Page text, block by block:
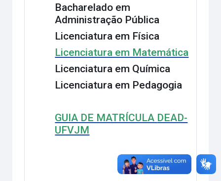
Bacharelado em
Administração Pública
Licenciatura em Física
Licenciatura em Matemática
Licenciatura em Química
Licenciatura em Pedagogia
GUIA DE MATRÍCULA DEAD-
UFVJM